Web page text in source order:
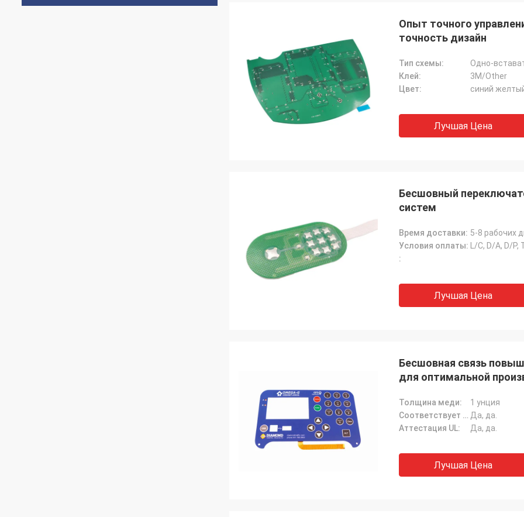
Опыт точного
точность дизайн
Тип схемы:
Одно-
Клей:
3M/Other
Цвет:
синий
Лучшая Цена
Бесшовный
систем
Время доставки: 5-8 рабочих
Условия оплаты:
L/C, D/A, D/P,
:
Лучшая Цена
Бесшовная связь
для оптимальной
Толщина меди:
1 унция
Соответствует требованиям Rohs: Да, да.
Аттестация UL:
Да, да.
Лучшая Цена